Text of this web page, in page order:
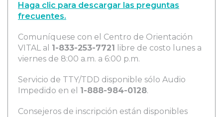
Haga clic para descargar las preguntas
frecuentes.
Comuníquese con el Centro de Orientación
VITAL al 1-833-253-7721 libre de costo lunes a
viernes de 8:00 a.m. a 6:00 p.m.
Servicio de TTY/TDD disponible sólo Audio
Impedido en el 1-888-984-0128.
Consejeros de inscripción están disponibles